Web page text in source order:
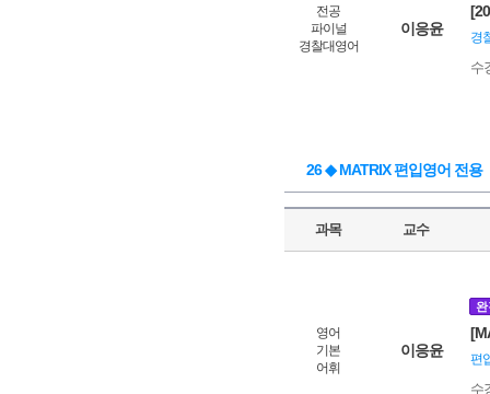
전공
파이널
경찰대영어
이응윤 경
수
26 ◆ MATRIX 편입영어 전용
과목 교수
영어
기본
어휘
이응윤
완
편
수